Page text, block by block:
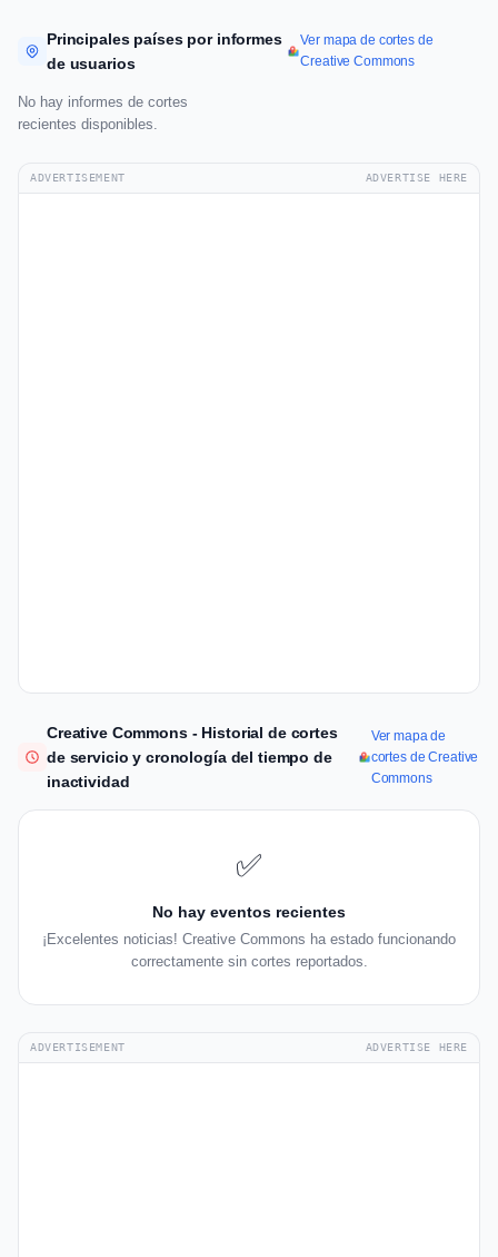
Principales países por informes
de usuarios
Ver mapa de cortes de
Creative Commons
No hay informes de cortes
recientes disponibles.
ADVERTISEMENT ADVERTISE HERE
Creative Commons - Historial de cortes
de servicio y cronología del tiempo de
inactividad
Ver mapa de
cortes de Creative
Commons
✅
No hay eventos recientes
¡Excelentes noticias! Creative Commons ha estado funcionando
correctamente sin cortes reportados.
ADVERTISEMENT ADVERTISE HERE